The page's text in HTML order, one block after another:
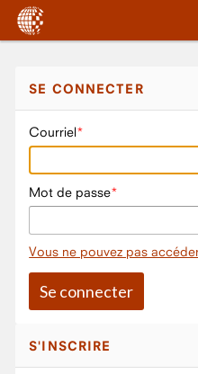
SE CONNECTER
Courriel
Mot de passe
Vous ne pouvez pas
S'INSCRIRE